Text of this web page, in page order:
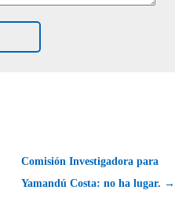
Comisión Investigadora para
Yamandú Costa: no ha lugar. →